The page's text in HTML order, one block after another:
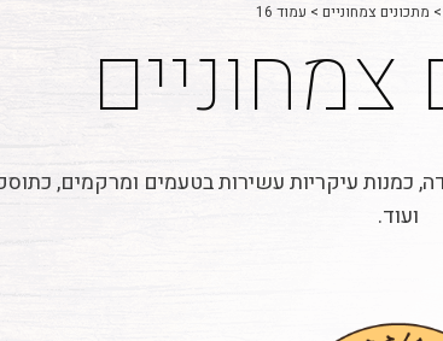
> מתכונים צמחוניים > עמוד 16
צמחוניים
עיקריות עשירות בטעמים ומרקמים,
ועוד.